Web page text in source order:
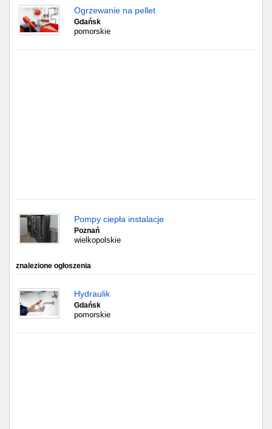
Ogrzewanie na pellet
Gdańsk
pomorskie
Pompy ciepła instalacje
Poznań
wielkopolskie
znalezione ogłoszenia
Hydraulik
Gdańsk
pomorskie
Chorzów
Lublin
Częstochowa
Toruń
Olsztyn
Sosnowiec